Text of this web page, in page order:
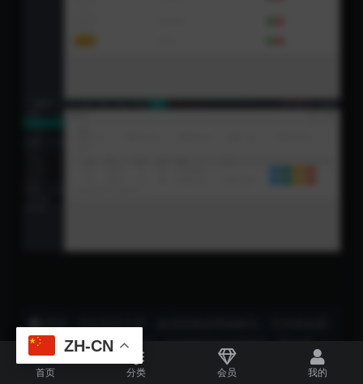
创发布。任何个人或组织，在未征得本站同意时，禁止复
制、盗用、采集、发布本站内容到任何网站、书籍等各类媒
首页 分类 会员 我的
ZH-CN